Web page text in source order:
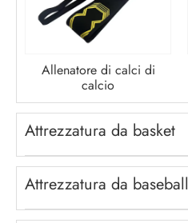
Allenatore di calci di
calcio
Attrezzatura da basket
Attrezzatura da baseball